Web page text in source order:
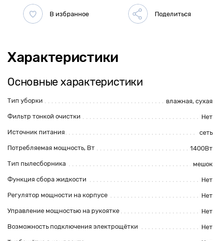
Характеристики
Основные характеристики
Тип уборки влажная, сухая
Фильтр тонкой очистки Нет
Источник питания сеть
Потребляемая мощность, Вт 1400Вт
Тип пылесборника мешок
Функция сбора жидкости Нет
Регулятор мощности на корпусе Нет
Управление мощностью на рукоятке Нет
Возможность подключения электрощётки Нет